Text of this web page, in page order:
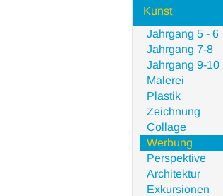
Kunst
Jahrgang 5 - 6
Jahrgang 7-8
Jahrgang 9-10
Malerei
Plastik
Zeichnung
Collage
Werbung
Perspektive
Architektur
Exkursionen